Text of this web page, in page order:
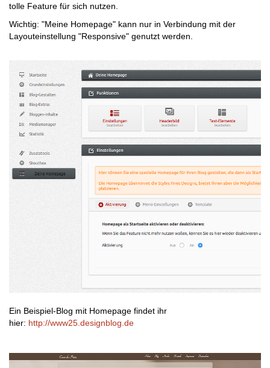
tolle Feature für sich nutzen.
Wichtig: "Meine Homepage" kann nur in Verbindung mit der
Layouteinstellung "Responsive" genutzt werden.
Ein Beispiel-Blog mit Homepage findet ihr
hier: http://www25.designblog.de